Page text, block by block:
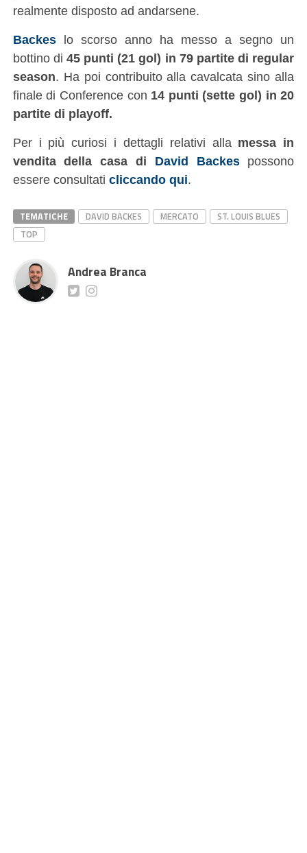
realmente disposto ad andarsene.
Backeslo scorso anno ha messo a segno un
bottino di 45 punti (21 gol) in 79 partite di regular
season. Ha poi contribuito alla cavalcata sino alla
finale di Conference con 14 punti (sette gol) in 20
partite di playoff.
Per i più curiosi i dettagli relativi alla messa in
vendita della casa di David Backespossono
essere consultati cliccando qui.
TEMATICHE DAVID BACKES MERCATO
ST. LOUIS BLUES
TOP
Andrea Branca